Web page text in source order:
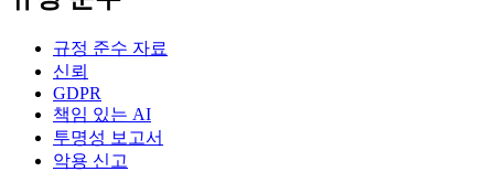
규정 준수 자료
신뢰
GDPR
책임 있는 AI
투명성 보고서
악용 신고